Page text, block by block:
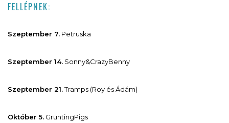
FELLÉPNEK:
Szeptember 7. Petruska
Szeptember 14. Sonny&CrazyBenny
Szeptember 21.Tramps (Roy és Ádám)
Október 5. GruntingPigs